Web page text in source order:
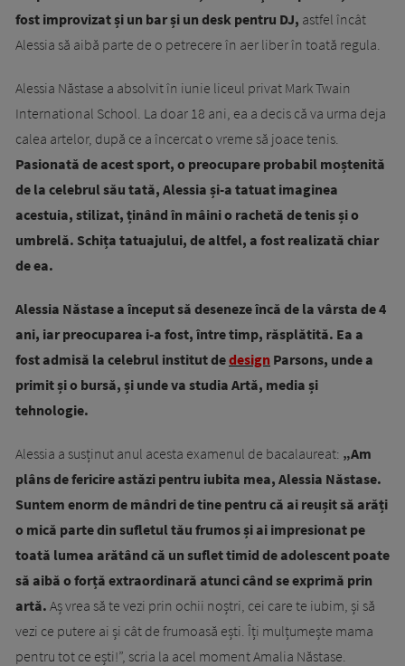
fost improvizat și un bar și un desk pentru DJ, astfel încât
Alessia să aibă parte de o petrecere în aer liber în toată regula.
Alessia Năstase a absolvit în iunie liceul privat Mark Twain
International School. La doar 18 ani, ea a decis că va urma deja
calea artelor, după ce a încercat o vreme să joace tenis.
Pasionată de acest sport, o preocupare probabil moștenită
de la celebrul său tată, Alessia și-a tatuat imaginea
acestuia, stilizat, ținând în mâini o rachetă de tenis și o
umbrelă. Schița tatuajului, de altfel, a fost realizată chiar
de ea.
Alessia Năstase a început să deseneze încă de la vârsta de 4
ani, iar preocuparea i-a fost, între timp, răsplătită. Ea a
fost admisă la celebrul institut dedesign Parsons, unde a
primit și o bursă, și unde va studia Artă, media și
tehnologie.
Alessia a susținut anul acesta examenul de bacalaureat: „Am
plâns de fericire astăzi pentru iubita mea, Alessia Năstase.
Suntem enorm de mândri de tine pentru că ai reușit să arăți
o mică parte din sufletul tău frumos și ai impresionat pe
toată lumea arătând că un suflet timid de adolescent poate
să aibă o forță extraordinară atunci când se exprimă prin
artă. Aș vrea să te vezi prin ochii noștri, cei care te iubim, și să
vezi ce putere ai și cât de frumoasă ești. Îți mulțumește mama
pentru tot ce ești!”, scria la acel moment Amalia Năstase.